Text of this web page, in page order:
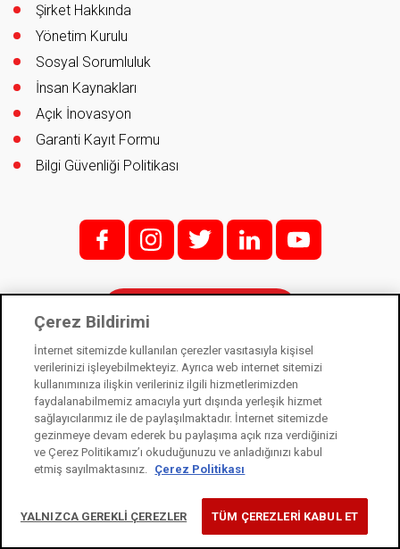
Şirket Hakkında
Yönetim Kurulu
Sosyal Sorumluluk
İnsan Kaynakları
Açık İnovasyon
Garanti Kayıt Formu
Bilgi Güvenliği Politikası
f; i; t l y
Kale Kilit bir Kale Endüstri Holding kuruluşudur. © 2021
Kişisel Verilerin Korunması Kanunu
Bilgi Toplumu Hizmetleri
Çerez Kullanım Bildirimi
Çerez Bildirimi
İnternet sitemizde kullanılan çerezler vasıtasıyla kişisel
verilerinizi işleyebilmekteyiz. Ayrıca web internet sitemizi
kullanımınıza ilişkin verileriniz ilgili hizmetlerimizden
faydalanabilmemiz amacıyla yurt dışında yerleşik hizmet
sağlayıcılarımız ile de paylaşılmaktadır. İnternet sitemizde
gezinmeye devam ederek bu paylaşıma açık rıza verdiğinizi
ve Çerez Politikamız’ı okuduğunuzu ve anladığınızı kabul
etmiş sayılmaktasınız. Çerez Politikası
YALNIZCA GEREKLİ ÇEREZLER TÜM ÇEREZLERİ KABUL ET